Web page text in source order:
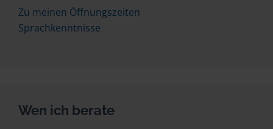
Zu meinen Öffnungszeiten
Sprachkenntnisse
Wen ich berate